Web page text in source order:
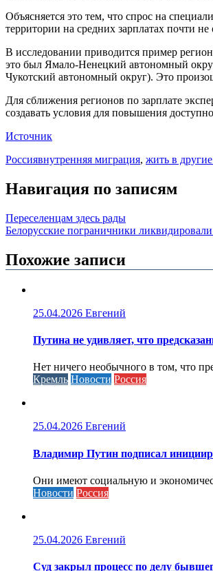
Объясняется это тем, что спрос на
территории на средних зарплатах почти не
В исследовании приводится пример
это был Ямало-Ненецкий автономный
Чукотский автономный округ). Это
Для сближения регионов по зарплате
создавать условия для повышения
Источник
Россиявнутренняя миграция, жить в
Навигация по записям
Переселенцам здесь рады
Белорусские пограничники
Похожие записи
25.04.2026 Евгений
Путина не удивляет, что
Нет ничего необычного в том, что
Кремль Новости Россия
25.04.2026 Евгений
Владимир Путин подписал
Они имеют социальную и
Новости Россия
25.04.2026 Евгений
Cуд закрыл процесс по делу